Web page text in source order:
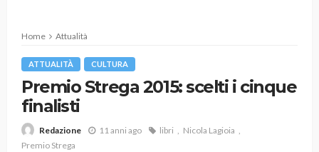
Home Attualità
ATTUALITÀ CULTURA
Premio Strega 2015: scelti i cinque
finalisti
Redazione 11 anni ago libri
Nicola Lagioia
Premio Strega